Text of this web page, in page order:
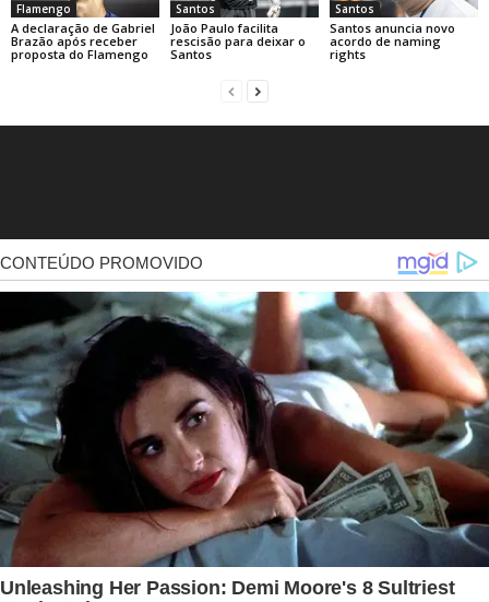
Flamengo
A declaração de Gabriel
Brazão após receber
proposta do Flamengo
Santos
João Paulo facilita
rescisão para deixar o
Santos
Santos
Santos anuncia novo
acordo de naming
rights